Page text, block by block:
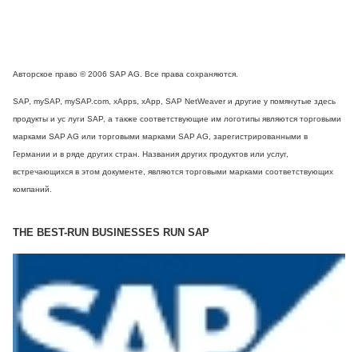
Авторское право © 2006 SAP AG. Все права сохраняются.
SAP, mySAP, mySAP.com, xApps, xApp, SAP NetWeaver и другие у помянутые здесь
продукты и ус луги SAP, а также соответствующие им логотипы являются торговыми
марками SAP AG или торговыми марками SAP AG, зарегистрированными в
Германии и в ряде других стран. Названия других продуктов или услуг,
встречающихся в этом документе, являются торговыми марками соответствующих
компаний.
THE BEST-RUN BUSINESSES RUN SAP